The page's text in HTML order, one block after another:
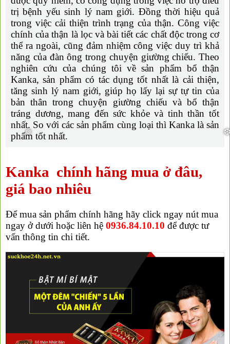
trị bệnh yếu sinh lý nam giới. Đồng thời hiệu quả
trong việc cải thiện trình trạng của thận. Công việc
chính của thận là lọc và bài tiết các chất độc trong cơ
thể ra ngoài, cũng đảm nhiệm công việc duy trì khả
năng của đàn ông trong chuyện giường chiếu. Theo
nghiên cứu của chúng tôi về sản phẩm bổ thận
Kanka, sản phẩm có tác dụng tốt nhất là cải thiện,
tăng sinh lý nam giới, giúp họ lấy lại sự tự tin của
bản thân trong chuyện giường chiếu và bổ thận
tráng dương, mang đến sức khỏe và tinh thần tốt
nhất. So với các sản phẩm cùng loại thì Kanka là sản
phẩm tốt nhất.
Kanka chính hãng mua ở đâu,
giá bao nhiêu
Để mua sản phẩm chính hãng hãy click ngay nút mua
ngay ở dưới hoặc liên hệ 0936.84.10.10 để được tư
vấn thông tin chi tiết.
❅